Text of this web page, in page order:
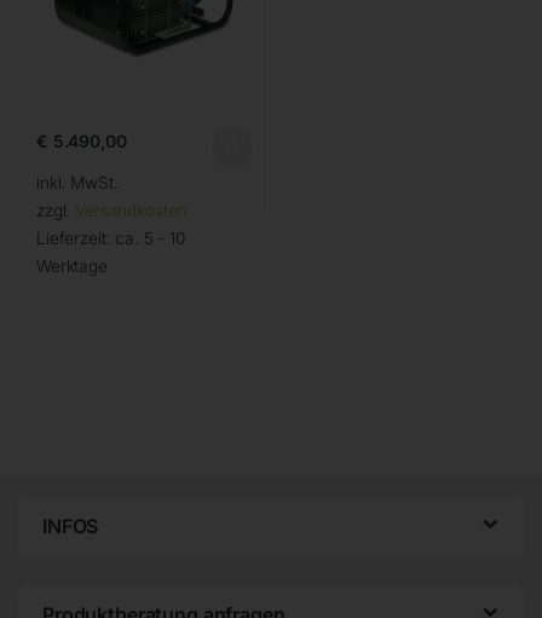
€ 5.490,00
inkl. MwSt.
zzgl. Versandkosten
Lieferzeit: ca. 5 - 10
Werktage
INFOS